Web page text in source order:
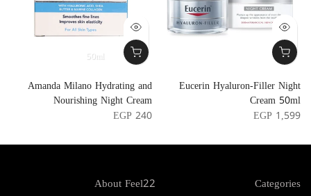
50ml
Amanda Milano Hydrating and
Nourishing Night Cream
EGP 240
Eucerin Hyaluron-Filler Night
Cream 50ml
EGP 1,599
Categories
About Feel22